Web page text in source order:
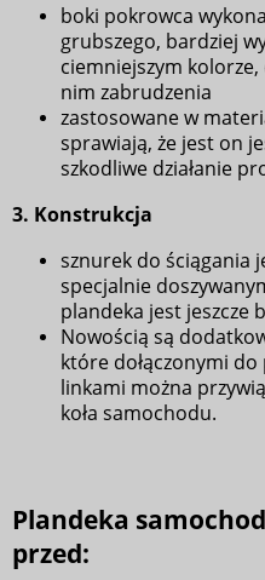
boki pokrowca
grubszego, bardziej
ciemniejszym
nim zabrudzenia
zastosowane w
sprawiają, że jest on
szkodliwe działanie
3. Konstrukcja
sznurek do ściągania
specjalnie
plandeka jest jeszcze
Nowością są
które dołączonymi
linkami można
koła samochodu.
Plandeka
przed: